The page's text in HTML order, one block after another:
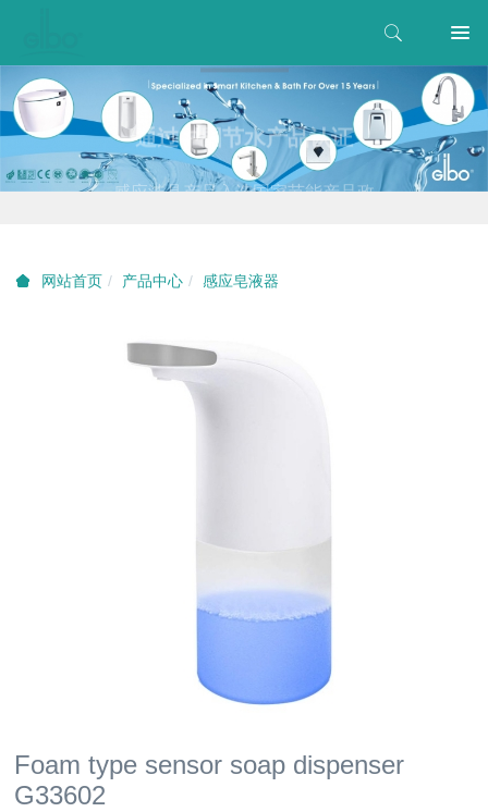
通过中国节水产品认证
感应洁具产品入选国家节能产品政
府采购清单
网站首页 产品中心 感应皂液器
Foam type sensor soap dispenser
G33602